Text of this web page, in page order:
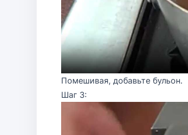
Помешивая, добавьте бульон.
Шаг 3: